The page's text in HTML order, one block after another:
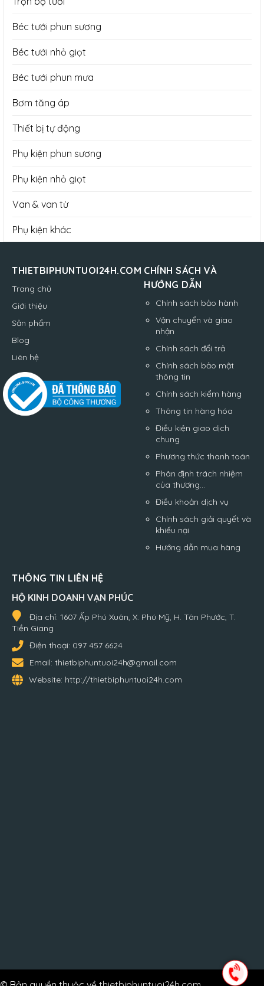
Béc tưới phun sương
Béc tưới nhỏ giọt
Béc tưới phun mưa
Bơm tăng áp
Thiết bị tự động
Phụ kiện phun sương
Phụ kiện nhỏ giọt
Van & van từ
Phụ kiện khác
THIETBIPHUNTUOI24H.COM
Trang chủ
Giới thiệu
Sản phẩm
Blog
Liên hệ
CHÍNH SÁCH VÀ
HƯỚNG DẪN
Chính sách bảo hành
Vận chuyển và giao
nhận
Chính sách đổi trả
Chính sách bảo mật
thông tin
Chính sách kiểm hàng
Thông tin hàng hóa
Điều kiện giao dịch
chung
Phương thức thanh toán
Phân định trách nhiệm
của thương...
Điều khoản dịch vụ
Chính sách giải quyết và
khiếu nại
Hướng dẫn mua hàng
THÔNG TIN LIÊN HỆ
HỘ KINH DOANH VẠN PHÚC
Địa chỉ: 1607 Ấp Phú Xuân, X. Phú Mỹ, H. Tân Phước, T.
Tiền Giang
Điện thoại: 097 457 6624
Email: thietbiphuntuoi24h@gmail.com
Website: http://thietbiphuntuoi24h.com